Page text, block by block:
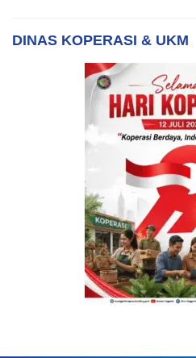
DINAS KOPERASI & UKM